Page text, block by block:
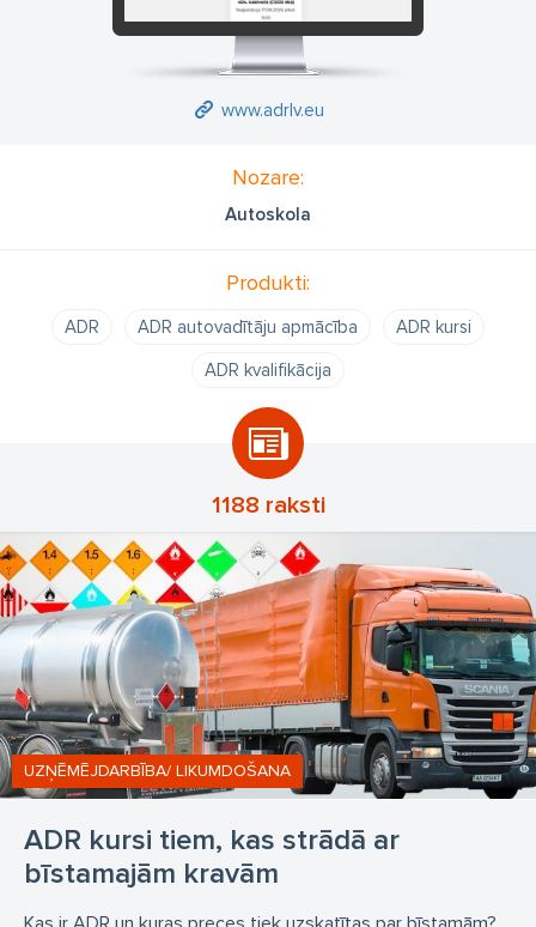
www.adrlv.eu
Nozare:
Autoskola
Produkti:
ADR ADR autovadītāju apmācība
ADR kursi
ADR kvalifikācija
1188 raksti
ADR kursi tiem, kas strādā ar
bīstamajām kravām
UZŅĒMĒJDARBĪBA/ LIKUMDOŠANA